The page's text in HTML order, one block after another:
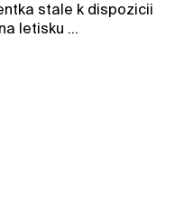
stale k dispozicii
letisku ...